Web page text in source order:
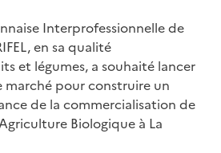
Interprofessionnelle de
en sa qualité
et légumes, a souhaité lancer
marché pour construire un
de la commercialisation de
Biologique à La